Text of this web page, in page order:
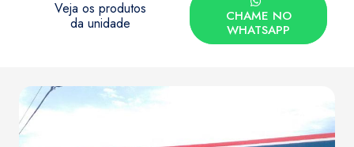
Veja os produtos
da unidade
CHAME NO
WHATSAPP